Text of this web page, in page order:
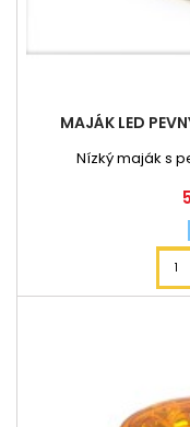
MAJÁK LED
Nízký maják s